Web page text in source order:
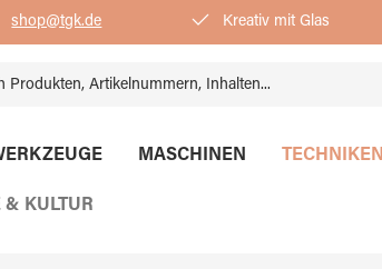
shop@tgk.de Kreativ mit Glas
MASCHINEN TECHNIKEN
& KULTUR